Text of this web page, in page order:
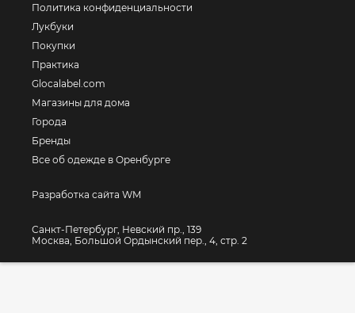
Политика конфиденциальности
Лукбуки
Покупки
Практика
Glocalabel.com
Магазины для дома
Города
Бренды
Все об одежде в Оренбурге
Разработка сайта WM
Санкт-Петербург, Невский пр., 139
Москва, Большой Ордынский пер., 4, стр. 2